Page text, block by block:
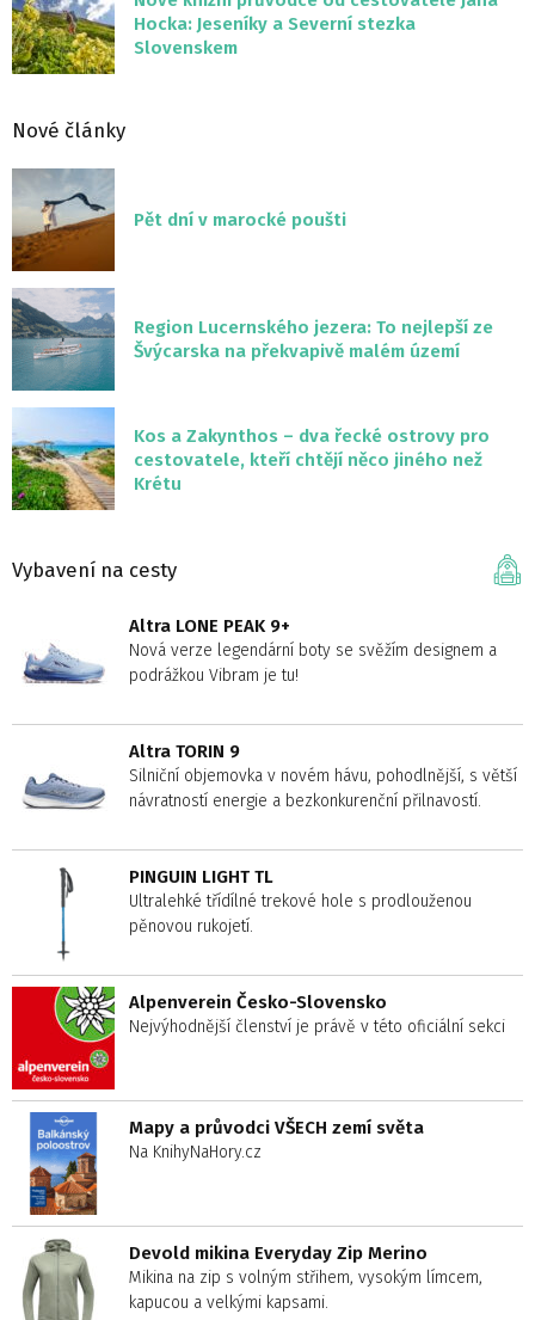
Hocka: Jeseníky a Severní stezka
Slovenskem
Nové články
Pět dní v marocké poušti
Region Lucernského jezera: To nejlepší ze
Švýcarska na překvapivě malém území
Kos a Zakynthos – dva řecké ostrovy pro
cestovatele, kteří chtějí něco jiného než
Krétu
Vybavení na cesty
Altra LONE PEAK 9+
Nová verze legendární boty se svěžím designem a
podrážkou Vibram je tu!
Altra TORIN 9
Silniční objemovka v novém hávu, pohodlnější, s větší
návratností energie a bezkonkurenční přilnavostí.
PINGUIN LIGHT TL
Ultralehké třídílné trekové hole s prodlouženou
pěnovou rukojetí.
Alpenverein Česko-Slovensko
Nejvýhodnější členství je právě v této oficiální sekci
Mapy a průvodci VŠECH zemí světa
Na KnihyNaHory.cz
Devold mikina Everyday Zip Merino
Mikina na zip s volným střihem, vysokým límcem,
kapucou a velkými kapsami.